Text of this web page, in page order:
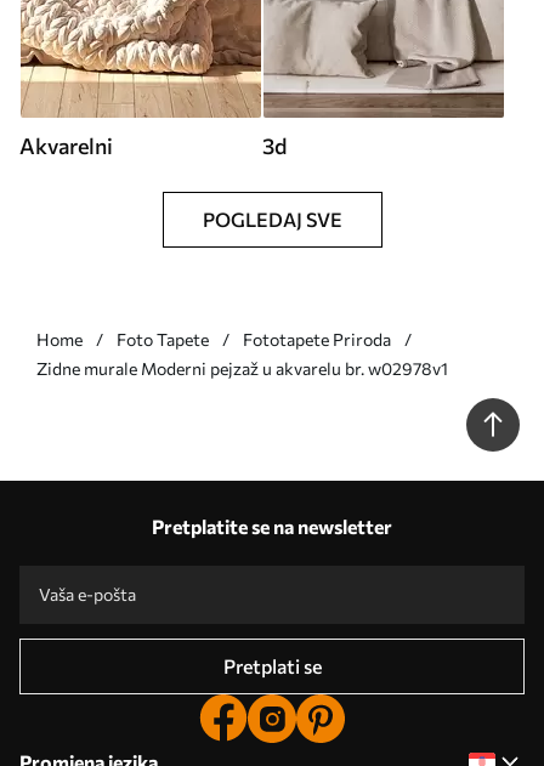
Akvarelni 3d
POGLEDAJ SVE
Home Foto Tapete
Fototapete Priroda
Zidne murale Moderni pejzaž u akvarelu br. w02978v1
Pretplatite se na newsletter
Pretplati se
Promjena jezika